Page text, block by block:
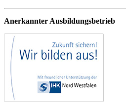
Anerkannter Ausbildungsbetrieb